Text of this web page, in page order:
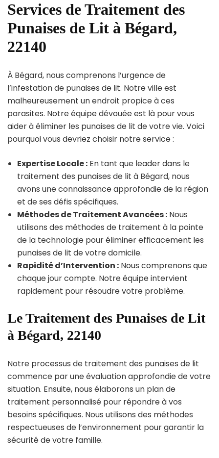
Services de Traitement des
Punaises de Lit à Bégard,
22140
À Bégard, nous comprenons l’urgence de
l’infestation de punaises de lit. Notre ville est
malheureusement un endroit propice à ces
parasites. Notre équipe dévouée est là pour vous
aider à éliminer les punaises de lit de votre vie. Voici
pourquoi vous devriez choisir notre service :
Expertise Locale : En tant que leader dans le
traitement des punaises de lit à Bégard, nous
avons une connaissance approfondie de la région
et de ses défis spécifiques.
Méthodes de Traitement Avancées : Nous
utilisons des méthodes de traitement à la pointe
de la technologie pour éliminer efficacement les
punaises de lit de votre domicile.
Rapidité d’Intervention : Nous comprenons que
chaque jour compte. Notre équipe intervient
rapidement pour résoudre votre problème.
Le Traitement des Punaises de Lit
à Bégard, 22140
Notre processus de traitement des punaises de lit
commence par une évaluation approfondie de votre
situation. Ensuite, nous élaborons un plan de
traitement personnalisé pour répondre à vos
besoins spécifiques. Nous utilisons des méthodes
respectueuses de l’environnement pour garantir la
sécurité de votre famille.